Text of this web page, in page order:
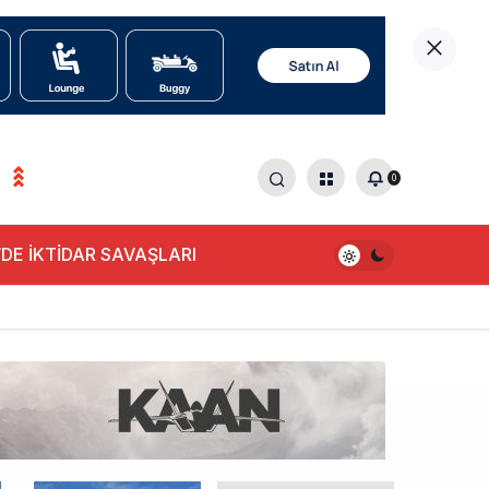
0
İKTİDAR SAVAŞLARI